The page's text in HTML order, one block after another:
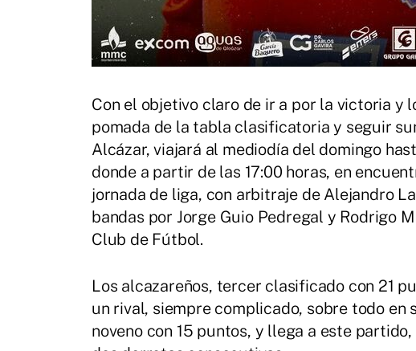
Con el objetivo claro de ir a por la victoria y
pomada de la tabla clasificatoria y seguir
Alcázar, viajará al mediodía del domingo
donde a partir de las 17:00 horas, en
jornada de liga, con arbitraje de Alejandro
bandas por Jorge Guio Pedregal y Rodrigo
Club de Fútbol.
Los alcazareños, tercer clasificado con 21
un rival, siempre complicado, sobre todo en
noveno con 15 puntos, y llega a este